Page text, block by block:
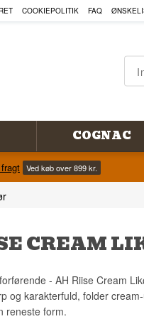
COOKIEPOLITIK FAQ
COGNAC
Ved køb over 899 kr.
CREAM
- AH Riise Cream
og karakterfuld, folder
reneste form.